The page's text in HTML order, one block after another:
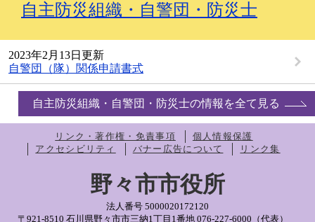
自主防災組織・自警団・防災士
2023年2月13日更新
自警団（隊）関係申請書式
自主防災組織・自警団・防災士の情報を全て見る
リンク・著作権・免責事項
個人情報保護
アクセシビリティ
バナー広告について リンク集
野々市市役所
法人番号 5000020172120
〒921-8510 石川県野々市市三納1丁目1番地 076-227-6000（代表）